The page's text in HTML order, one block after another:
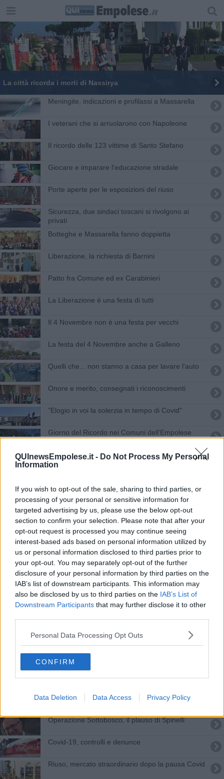
QUInewsEmpolese.it - Do Not Process My Personal
Information
If you wish to opt-out of the sale, sharing to third parties, or
processing of your personal or sensitive information for
targeted advertising by us, please use the below opt-out
section to confirm your selection. Please note that after your
opt-out request is processed you may continue seeing
interest-based ads based on personal information utilized by
us or personal information disclosed to third parties prior to
your opt-out. You may separately opt-out of the further
disclosure of your personal information by third parties on the
IAB’s list of downstream participants. This information may
also be disclosed by us to third parties on the IAB’s List of
Downstream Participants that may further disclose it to other
Personal Data Processing Opt Outs
CONFIRM
Data Deletion Data Access Privacy Policy
La città ricorda i morti di Nassirya
Meningite, indicazioni e profilassi a Massarella
I veterani che si arruolarono con Napoleone
Il ricordo delle 123 vittime di Santo Stefano
Giocare e imparare l'educazione stradale
Porte aperte per le esposizioni del riuso
Sicurezza, due sindaci toscani si rivolgono ai
privati
Botteghe e Massarella fanno doppietta
Liberazione, la richiesta di Barnini
Patto fra Comune ed ex Carabinieri
La Liberazione è una festa di tutti
Il 4 Novembre non è una festa per vecchi
La festa del 4 Novembre anche a Galleno
Quelli che... non stanno a casa per lavare l'auto
Onore e merito, consegnati i riconoscimenti
"Elogio in voi la solerzia in tempo di Covid"
Giorno del Ricordo nei Comuni dell'Empolese
Liberazione, Spinelli la racconta a un giovane
Il 4 Novembre sulle note del Silenzio d'ordinanza
Sant’Andrea d’Oro, il tributo a Sauro Cappelli
L'acqua saliva, disabile salvata da sindaco e
assessore
Fucecchio celebra la Repubblica nella piazza
rinnovata
Recuperate 60 batterie dai bivacchi delle Cerbaie
I volontari sorvegliano le strade
La piazza tornata ai fasti del 1900
Santo Stefano, il giorno delle bombe
Ricordati gli operai della Saffa
Operazione Sottobosco, il plauso di Spinelli
Covid-19, controlli e denunce
Riuso, mercato straordinario dopo la pausa Covid